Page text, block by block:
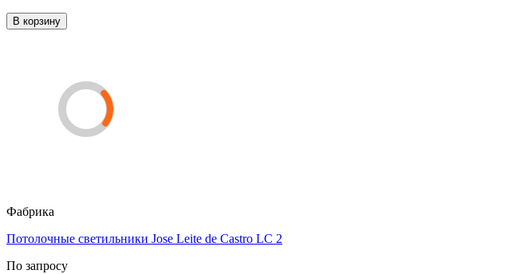
В корзину
Фабрика
Потолочные светильники Jose Leite de Castro LC 2
По запросу